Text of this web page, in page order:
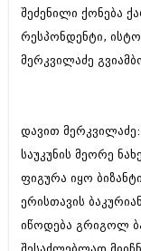
ჰოროსკოპი და
შოუბიზნესი
დაიჯესტი
ქალი და მამაკაცი
შოუბიზნესი
ქალი და
სხვადასხვა
შეძენილი ქონება
რესპონდენტი,
მერკვილაძე
დავით
საუკუნის მეორე
ფიგურა იყო
ერისთავის
იწოდება გრიგოლ